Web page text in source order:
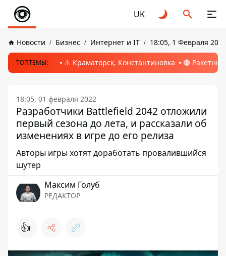
UK
Новости Бизнес Интернет и IT 18:05, 1 Февраля 2022
ТОПТЕМЫ: ⚠️ Краматорск, Константиновка 🔴
18:05, 01 февраля 2022
Разработчики Battlefield 2042 отложили
первый сезона до лета, и рассказали об
изменениях в игре до его релиза
Авторы игры хотят доработать провалившийся
шутер
Максим Голуб
РЕДАКТОР
👍